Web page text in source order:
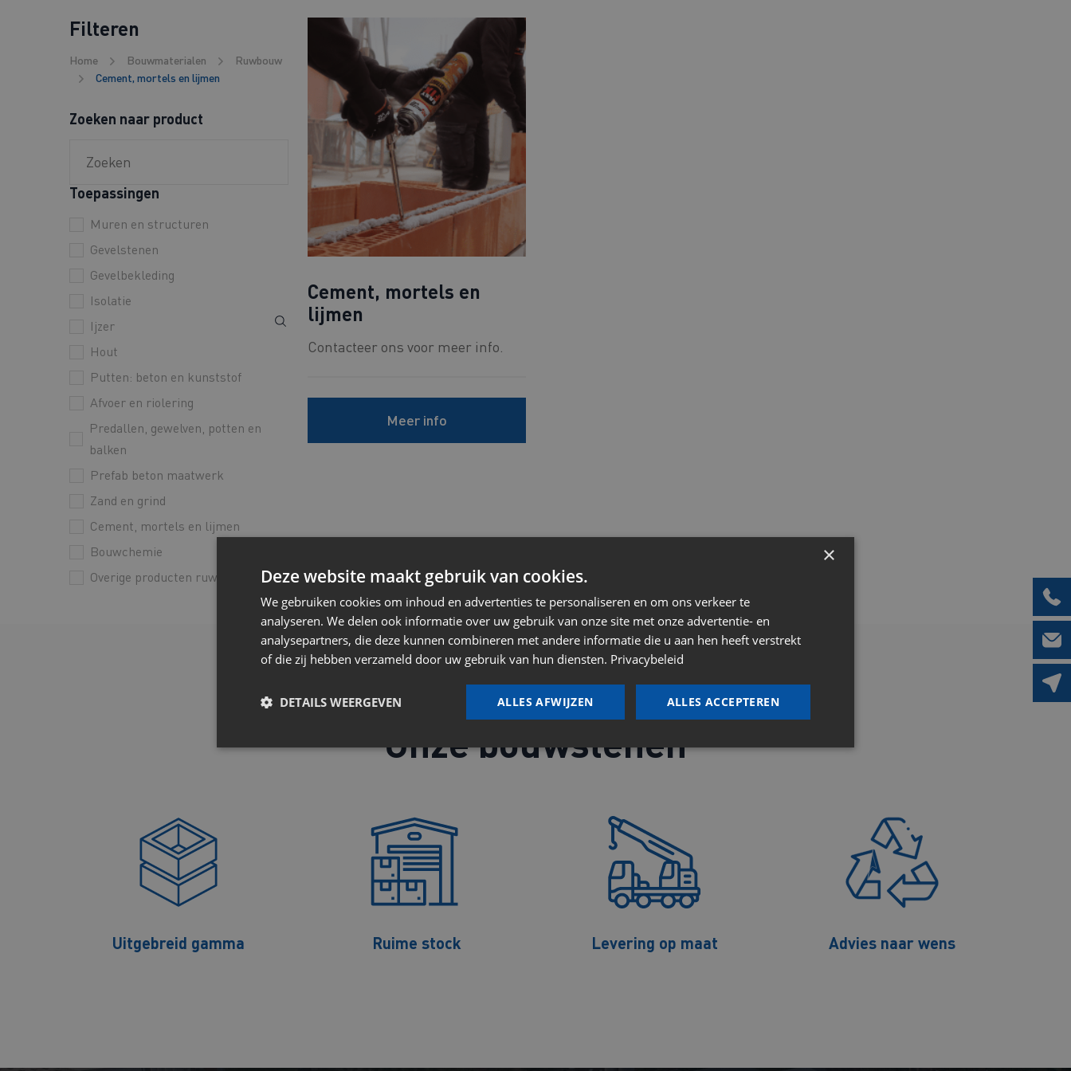
Filteren
Home Bouwmaterialen
Ruwbouw
Cement, mortels en lijmen
Zoeken naar product
Toepassingen
Muren en structuren
Gevelstenen
Gevelbekleding
Isolatie
Ijzer
Hout
Putten: beton en kunststof
Afvoer en riolering
Predallen, gewelven, potten en
balken
Prefab beton maatwerk
Zand en grind
Cement, mortels en lijmen
Bouwchemie
Overige producten ruwbouw
Cement, mortels en
lijmen
Contacteer ons voor meer info.
Meer info
Onze bouwstenen
Uitgebreid gamma Ruime stock Levering op maat Advies naar wens
×
Deze website maakt gebruik van cookies.
We gebruiken cookies om inhoud en advertenties te personaliseren en om ons verkeer te
analyseren. We delen ook informatie over uw gebruik van onze site met onze advertentie- en
analysepartners, die deze kunnen combineren met andere informatie die u aan hen heeft verstrekt
of die zij hebben verzameld door uw gebruik van hun diensten. Privacybeleid
ALLES ACCEPTEREN
ALLES AFWIJZEN
DETAILS WEERGEVEN